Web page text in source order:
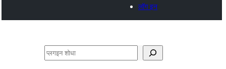
लॉग इन
शोधा